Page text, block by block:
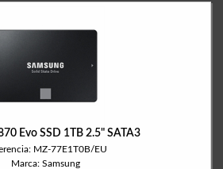
Evo SSD 1TB 2.5" SATA3
MZ-77E1T0B/EU
Marca: Samsung